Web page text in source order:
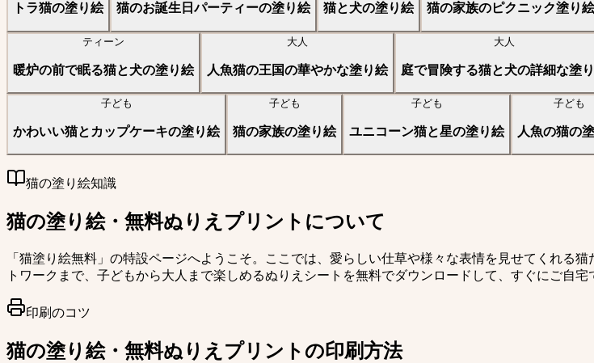
トラ猫の塗り絵 猫のお誕生日パーティーの塗り絵 猫と犬の塗り絵 猫の家族のピクニック塗り絵
ティーン
暖炉の前で眠る猫と犬の塗り絵
大人
人魚猫の王国の華やかな塗り絵
大人
庭で冒険する猫と犬の詳細な塗
子ども
かわいい猫とカップケーキの塗り絵
子ども
猫の家族の塗り絵
子ども
ユニコーン猫と星の塗り絵
子ども
人魚の猫の
猫の塗り絵知識
猫の塗り絵・無料ぬりえプリントについて
「猫塗り絵無料」の特設ページへようこそ。ここでは、愛らしい仕草や様々な表情を見せてくれる
トワークまで、子どもから大人まで楽しめるぬりえシートを無料でダウンロードして、すぐにご自宅
印刷のコツ
猫の塗り絵・無料ぬりえプリントの印刷方法